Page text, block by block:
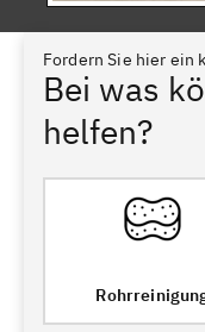
Fordern Sie hier ein
Bei was
helfen?